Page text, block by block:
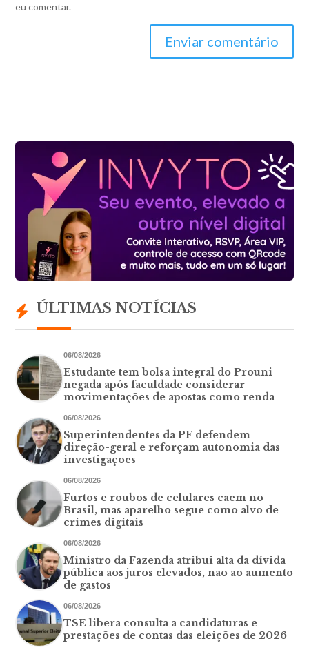
eu comentar.
Enviar comentário
ÚLTIMAS NOTÍCIAS
06/08/2026
Estudante tem bolsa integral do Prouni
negada após faculdade considerar
movimentações de apostas como renda
06/08/2026
Superintendentes da PF defendem
direção-geral e reforçam autonomia das
investigações
06/08/2026
Furtos e roubos de celulares caem no
Brasil, mas aparelho segue como alvo de
crimes digitais
06/08/2026
Ministro da Fazenda atribui alta da dívida
pública aos juros elevados, não ao aumento
de gastos
06/08/2026
TSE libera consulta a candidaturas e
prestações de contas das eleições de 2026